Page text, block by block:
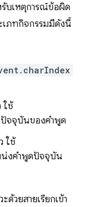
บเหตุการณ์ข้อผิด
ภทกิจกรรมมีดังนี้
ใช้
จจุบันของคำพูด
ใช้
งคำพูดปัจจุบัน
ด้วยสายเรียกเข้า